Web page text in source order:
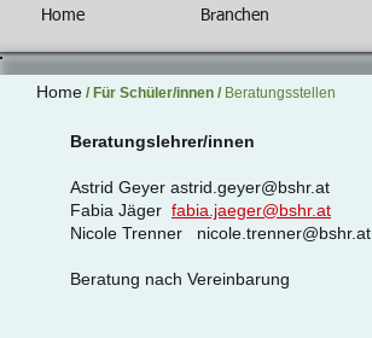
Home Branchen
Home / Für Schüler/innen / Beratungsstellen
Beratungslehrer/innen
Astrid Geyer astrid.geyer@bshr.at
Fabia Jäger fabia.jaeger@bshr.at
Nicole Trenner nicole.trenner@bshr.at
Beratung nach Vereinbarung